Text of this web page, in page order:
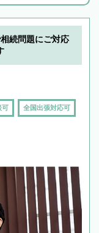
ルで任せることが
がからむ分野なの
実際に電話や面談
ウマが合う方に依
続問題にご対応
可 全国出張対応可